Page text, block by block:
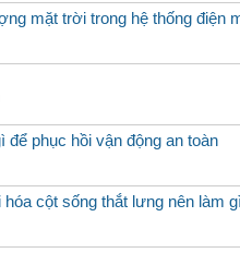
mặt trời trong hệ thống điện
để phục hồi vận động an toàn
hóa cột sống thắt lưng nên làm